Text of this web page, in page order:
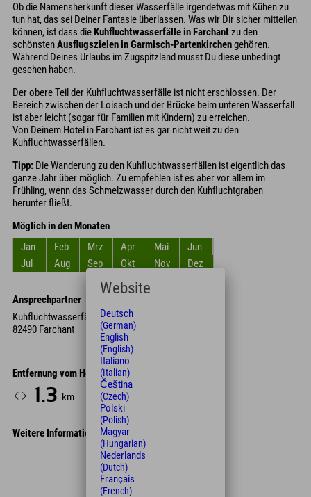
Ob die Namensherkunft dieser Wasserfälle irgendetwas mit Kühen zu
tun hat, das sei Deiner Fantasie überlassen. Was wir Dir sicher mitteilen
können, ist dass dieKuhfluchtwasserfälle in Farchantzu den
schönstenAusflugszielen in Garmisch-Partenkirchengehören.
Während Deines Urlaubs im Zugspitzland musst Du diese unbedingt
gesehen haben.
Der obere Teil der Kuhfluchtwasserfälle ist nicht erschlossen. Der
Bereich zwischen der Loisach und der Brücke beim unteren Wasserfall
ist aber leicht (sogar für Familien mit Kindern) zu erreichen.
Von Deinem Hotel in Farchant ist es gar nicht weit zu den
Kuhfluchtwasserfällen.
Tipp: Die Wanderung zu den Kuhfluchtwasserfällen ist eigentlich das
ganze Jahr über möglich. Zu empfehlen ist es aber vor allem im
Frühling, wenn das Schmelzwasser durch den Kuhfluchtgraben
herunter fließt.
Möglich in den Monaten
Jan
Feb Mrz Apr Mai
Jun
Jul
Aug Sep Okt Nov Dez
Ansprechpartner
Kuhfluchtwasserfälle
82490 Farchant
Entfernung vom Hotel
1.3 km 3 Min.
Weitere Informationen
Leaflet
Website
Deutsch
(German)
English
(English)
Italiano
(Italian)
Čeština
(Czech)
Polski
(Polish)
Magyar
(Hungarian)
Nederlands
(Dutch)
Français
(French)